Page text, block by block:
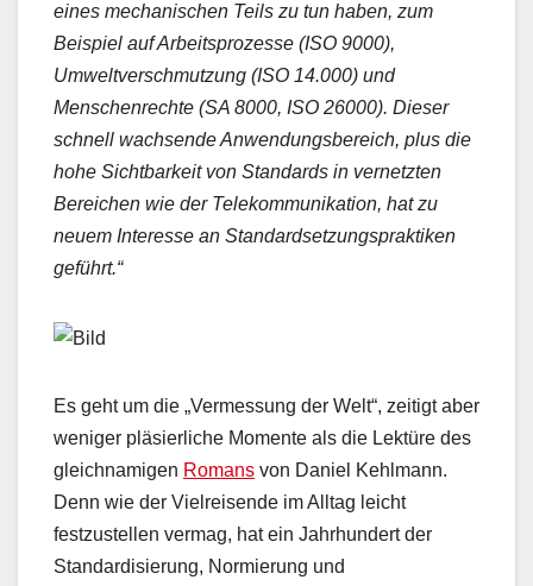
eines mechanischen Teils zu tun haben, zum
Beispiel auf Arbeitsprozesse (ISO 9000),
Umweltverschmutzung (ISO 14.000) und
Menschenrechte (SA 8000, ISO 26000). Dieser
schnell wachsende Anwendungsbereich, plus die
hohe Sichtbarkeit von Standards in vernetzten
Bereichen wie der Telekommunikation, hat zu
neuem Interesse an Standardsetzungspraktiken
geführt.“
Es geht um die „Vermessung der Welt“, zeitigt aber
weniger pläsierliche Momente als die Lektüre des
gleichnamigen Romans von Daniel Kehlmann.
Denn wie der Vielreisende im Alltag leicht
festzustellen vermag, hat ein Jahrhundert der
Standardisierung, Normierung und